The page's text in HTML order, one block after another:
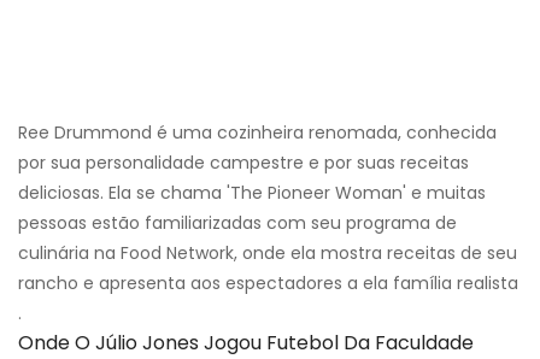
Ree Drummond é uma cozinheira renomada, conhecida
por sua personalidade campestre e por suas receitas
deliciosas. Ela se chama 'The Pioneer Woman' e muitas
pessoas estão familiarizadas com seu programa de
culinária na Food Network, onde ela mostra receitas de seu
rancho e apresenta aos espectadores a ela família realista
.
Onde O Júlio Jones Jogou Futebol Da Faculdade